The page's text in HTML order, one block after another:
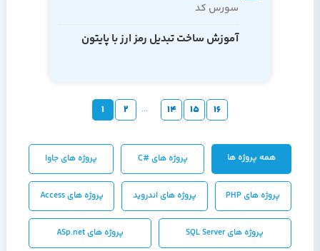
سورس کد
آموزش ساخت تبدیل رمز ارز با پایتون
1 2 ... 14 15 16
همه پروژه ها پروژه های #C پروژه های جاوا
پروژه های PHP پروژه های اندروید پروژه های Access
پروژه های SQL Server پروژه های ASp.net